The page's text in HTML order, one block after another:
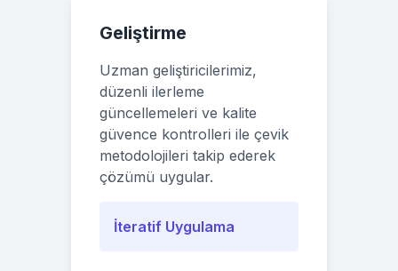
Geliştirme
Uzman geliştiricilerimiz,
düzenli ilerleme
güncellemeleri ve kalite
güvence kontrolleri ile çevik
metodolojileri takip ederek
çözümü uygular.
İteratif Uygulama